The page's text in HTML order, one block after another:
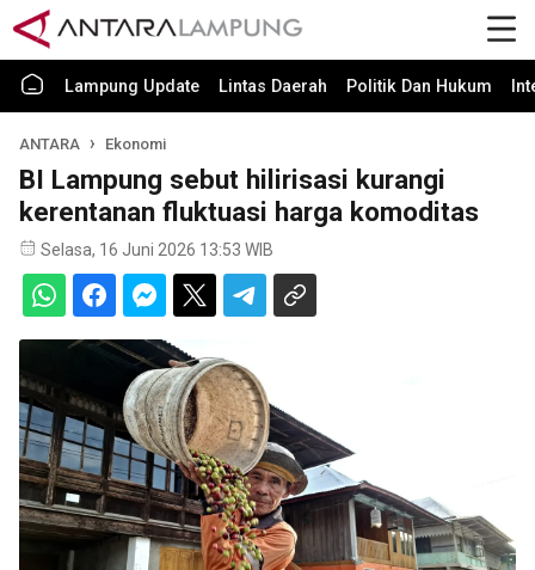
Lampung Update Lintas Daerah Politik Dan Hukum
ANTARA Ekonomi
BI Lampung sebut hilirisasi kurangi
kerentanan fluktuasi harga komoditas
Selasa, 16 Juni 2026 13:53 WIB